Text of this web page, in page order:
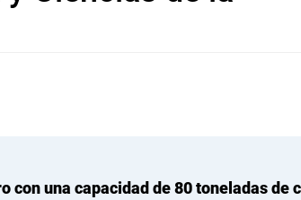
con una capacidad de 80 toneladas de